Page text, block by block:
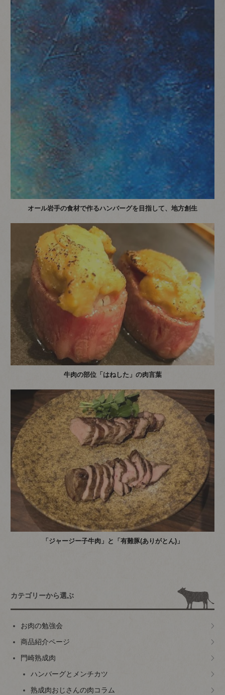
オール岩手の食材で作るハンバーグを目指して、地方創生
牛肉の部位「はねした」の肉言葉
「ジャージー子牛肉」と「有難豚(ありがとん)」
カテゴリーから選ぶ
お肉の勉強会
商品紹介ページ
門崎熟成肉
ハンバーグとメンチカツ
熟成肉おじさんの肉コラム